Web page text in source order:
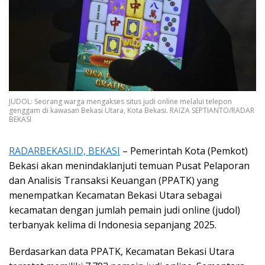
JUDOL: Seorang warga mengakses situs judi online melalui telepon
genggam di kawasan Bekasi Utara, Kota Bekasi. RAIZA SEPTIANTO/RADAR
BEKASI
RADARBEKASI.ID, BEKASI – Pemerintah Kota (Pemkot)
Bekasi akan menindaklanjuti temuan Pusat Pelaporan
dan Analisis Transaksi Keuangan (PPATK) yang
menempatkan Kecamatan Bekasi Utara sebagai
kecamatan dengan jumlah pemain judi online (judol)
terbanyak kelima di Indonesia sepanjang 2025.
Berdasarkan data PPATK, Kecamatan Bekasi Utara